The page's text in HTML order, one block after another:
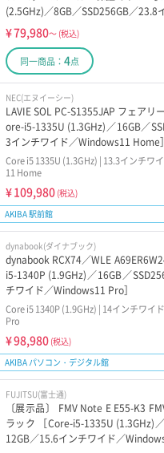
(2.5GHz)／8GB／SSD256GB／23.8
¥79,980～ (税込)
同一商品： 4点
NEC(エヌイーシー)
LAVIE SOL PC-S1355JAP フェアリ
ore-i5-1335U (1.3GHz)／16GB／
3インチワイド／Windows11 Home］
Core i5 1335U (1.3GHz) | 13.3インチワ
11 Home
¥109,980 (税込)
AKIBA 駅前館
dynabook(ダイナブック)
dynabook RCX74／WLE
i5-1340P (1.9GHz)／16GB／
チワイド／Windows11 Pro］
Core i5 1340P (1.9GHz) | 14インチワイ
Pro
¥98,980 (税込)
AKIBA パソコン・デジタル館
FUJITSU(富士通)
〔展示品〕 FMV Note E E55-K3
ラック ［Core-i5-1335U (1.3GHz)
12GB／15.6インチワイド／